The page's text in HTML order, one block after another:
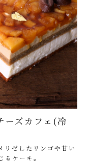
ーズカフェ(冷
リゼしたリンゴや甘い
ケーキ。